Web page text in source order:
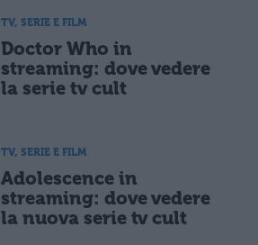
TV, SERIE E FILM
Doctor Who in
streaming: dove vedere
la serie tv cult
TV, SERIE E FILM
Adolescence in
streaming: dove vedere
la nuova serie tv cult